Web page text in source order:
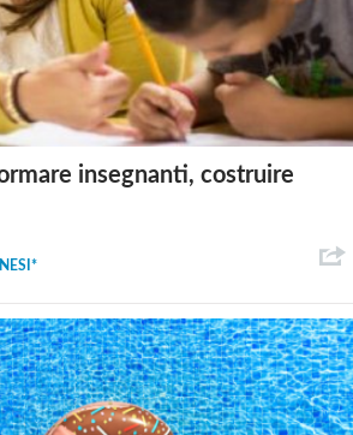
insegnanti, costruire